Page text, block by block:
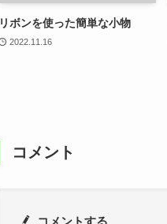
リボンを使った簡単な小物
2022.11.16
コメント
コメントする